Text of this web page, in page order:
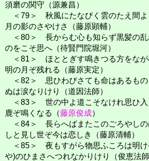
須磨の関守（源兼昌）
＜79＞ 秋風にたなびく雲のたえ間よ
月の影のさやけさ（藤原顕輔）
＜80＞ 長からむ心も知らず黒髪の乱
のをこそ思へ（待賢門院堀河）
＜81＞ ほととぎす鳴きつる方をなが
明の月ぞ残れる（藤原実定）
＜82＞ 思ひわびさても命はあるもの
ぬは涙なりけり（道因法師）
＜83＞ 世の中よ道こそなけれ思ひ入
鹿ぞ鳴くなる（藤原俊成）
＜84＞ 長らへばまたこのごろやしの
しと見し世ぞ今は恋しき（藤原清輔）
＜85＞ 夜もすがら物思ふころは明け
や)のひまさへつれなかりけり（俊恵法師